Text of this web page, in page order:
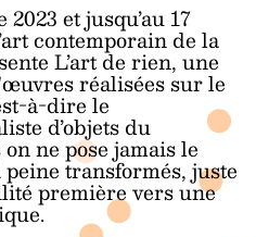
et jusqu’au 17
contemporain de la
L’art de rien, une
réalisées sur le
à-dire le
d’objets du
ne pose jamais le
transformés, juste
première vers une